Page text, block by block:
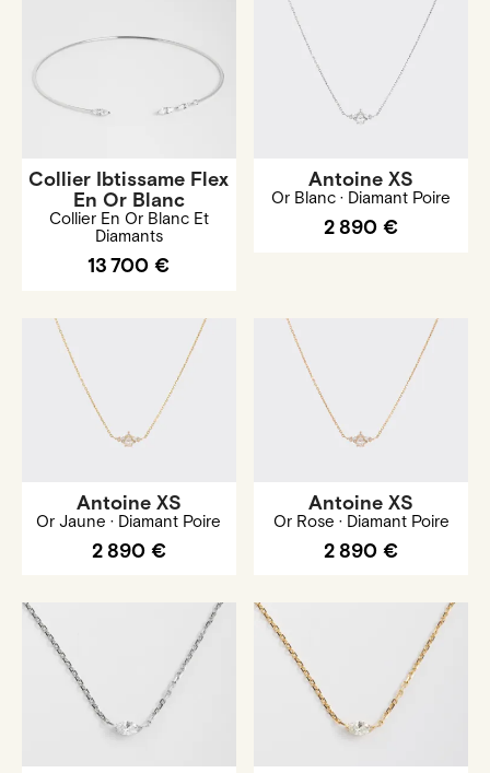
Collier Ibtissame Flex
En Or Blanc
Collier En Or Blanc Et
Diamants
13 700 €
Antoine XS
Or Blanc · Diamant Poire
2 890 €
Antoine XS
Or Jaune · Diamant Poire
2 890 €
Antoine XS
Or Rose · Diamant Poire
2 890 €